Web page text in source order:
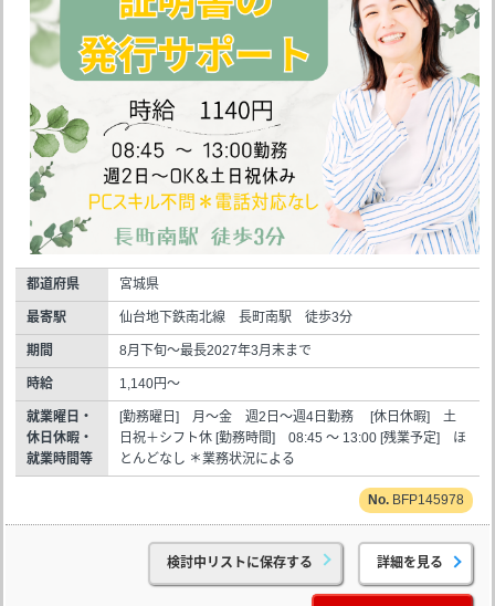
都道府県 宮城県
最寄駅 仙台地下鉄南北線 長町南駅 徒歩3分
期間 8月下旬～最長2027年3月末まで
時給 1,140円～
就業曜日・
休日休暇・
就業時間等
[勤務曜日] 月～金 週2日～週4日勤務 [休日休暇] 土
日祝＋シフト休 [勤務時間] 08:45 ～ 13:00 [残業予定] ほ
とんどなし ＊業務状況による
BFP145978
検討中リストに保存する 詳細を見る